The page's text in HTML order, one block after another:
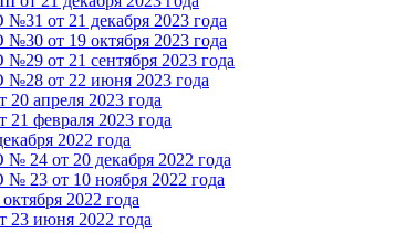
от 21 декабря 2023 года
от 19 октября 2023 года
от 21 сентября 2023 года
от 22 июня 2023 года
апреля 2023 года
февраля 2023 года
2022 года
24 от 20 декабря 2022 года
23 от 10 ноября 2022 года
2022 года
23 июня 2022 года